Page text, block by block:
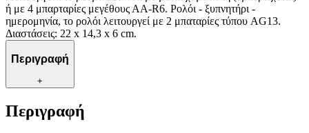
ή με 4 μπαρταρίες μεγέθους ΑΑ-R6. Ρολόι - ξυπνητήρι -
ημερομηνία, το ρολόι λειτουργεί με 2 μπαταρίες τύπου AG13.
Διαστάσεις: 22 x 14,3 x 6 cm.
Περιγραφή
+
Περιγραφή